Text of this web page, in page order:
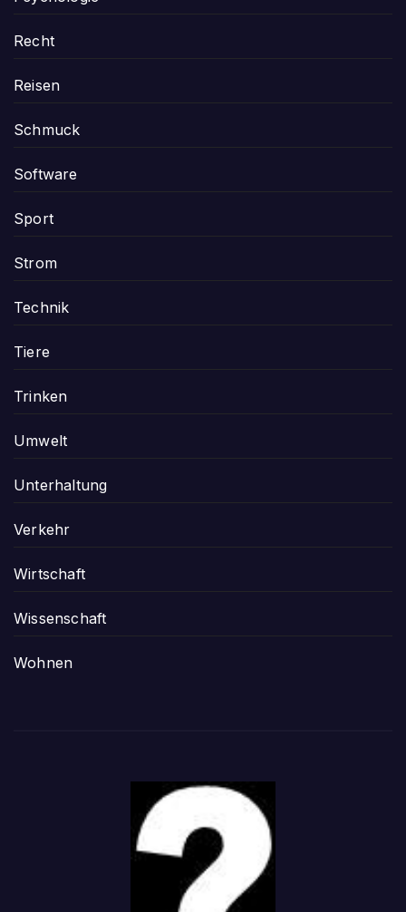
Recht
Reisen
Schmuck
Software
Sport
Strom
Technik
Tiere
Trinken
Umwelt
Unterhaltung
Verkehr
Wirtschaft
Wissenschaft
Wohnen